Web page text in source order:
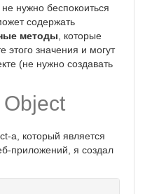
нужно беспокоиться
содержать
методы , которые
этого значения и могут
(не нужно создавать
а, который является
приложений, я создал